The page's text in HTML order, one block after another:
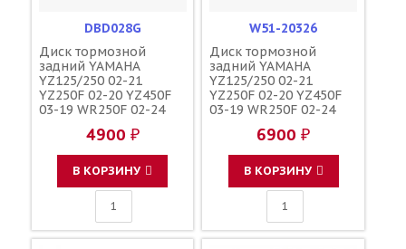
DBD028G
Диск тормозной
задний YAMAHA
YZ125/250 02-21
YZ250F 02-20 YZ450F
03-19 WR250F 02-24
16-20 YZ250FX 15-21
245мм / DELTA 2S2-
2582W-70-00 B11-
2582W-10-00 5NY-
2582W-00-00
4900 ₽
В КОРЗИНУ
W51-20326
Диск тормозной
задний YAMAHA
YZ125/250 02-21
YZ250F 02-20 YZ450F
03-19 WR250F 02-24
16-20 YZ250FX 15-21
245мм / ZETA 2S2-
2582W-70-00 B11-
2582W-10-00 5NY-
2582W-00-00 YA52RID
6900 ₽
В КОРЗИНУ